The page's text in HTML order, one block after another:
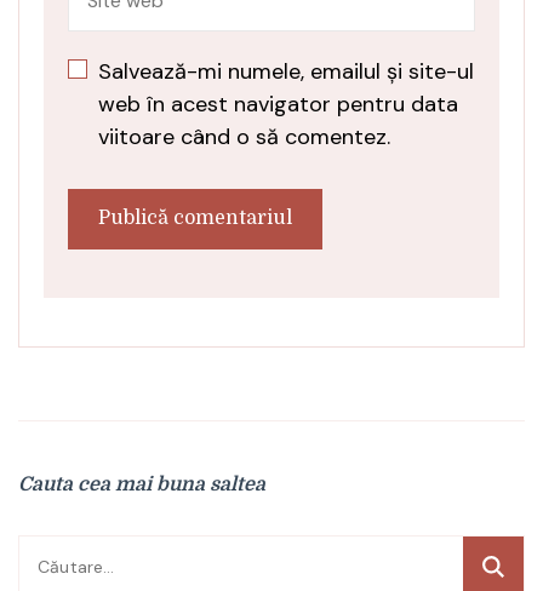
Salvează-mi numele, emailul și site-ul
web în acest navigator pentru data
viitoare când o să comentez.
Cauta cea mai buna saltea
Caută